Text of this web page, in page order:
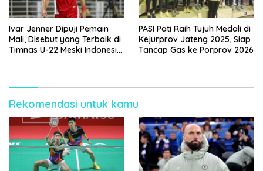
Ivar Jenner Dipuji Pemain
Mali, Disebut yang Terbaik di
Timnas U-22 Meski Indonesia
PASI Pati Raih Tujuh Medali di
Kejurprov Jateng 2025, Siap
Tancap Gas ke Porprov 2026
Rekomendasi untuk kamu